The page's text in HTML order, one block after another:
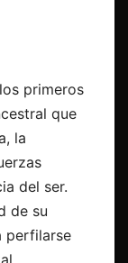
primeros
que
la
del ser.
de su
perfilarse